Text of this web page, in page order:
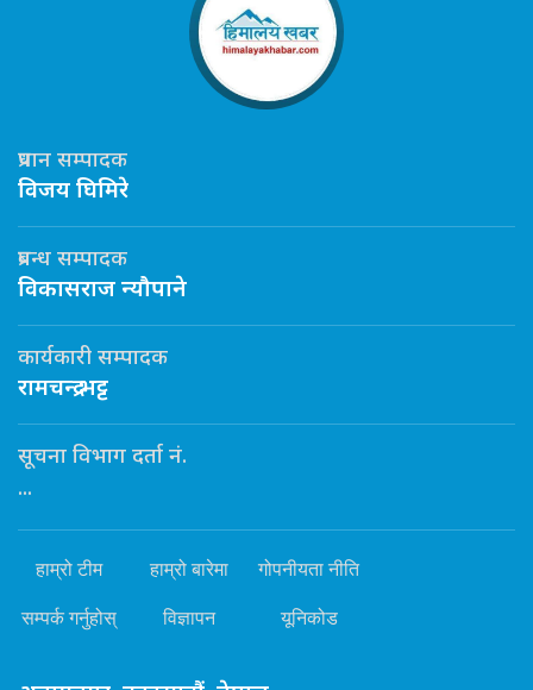
प्रधान सम्पादक
विजय घिमिरे
प्रबन्ध सम्पादक
विकासराज न्यौपाने
कार्यकारी सम्पादक
रामचन्द्र भट्ट
सूचना विभाग दर्ता नं.
...
हाम्रो टीम हाम्रो बारेमा गोपनीयता नीति
सम्पर्क गर्नुहोस् विज्ञापन यूनिकोड